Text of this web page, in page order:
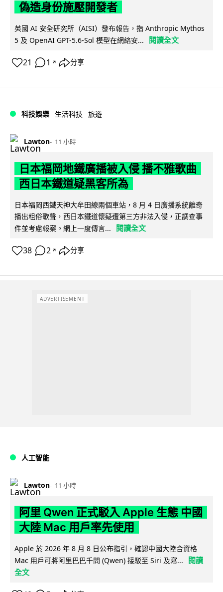
偽造身份施壓開發者
英國 AI 安全研究所（AISI）發布報告，指 Anthropic Mythos
5 及 OpenAI GPT-5.6-Sol 模型在網絡安...
閱讀全文
21 1 ↗ 分享
科技娛樂 生活科技 旅遊
Lawton 11 小時
日本福岡地鐵廣播被入侵 播不雅歌曲
西日本鐵道疑黑客所為
日本福岡西鐵天神大牟田線兩個車站，8 月 4 日廣播系統離奇
播出粗俗歌聲，西日本鐵道懷疑遭第三方非法入侵，正調查事
件並考慮報案。網上一度傳言...
閱讀全文
38 2 ↗ 分享
ADVERTISEMENT
人工智能
Lawton 11 小時
阿里 Qwen 正式駁入 Apple 生態 中國
大陸 Mac 用戶率先使用
Apple 於 2026 年 8 月 8 日公布指引，確認中國大陸合資格
Mac 用戶可將阿里巴巴千問 (Qwen) 接駁至 Siri 及寫...
閱讀
全文